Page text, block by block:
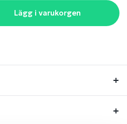
Lägg i varukorgen